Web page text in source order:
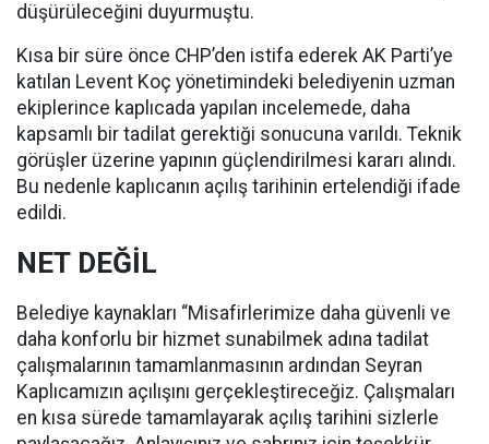
düşürüleceğini duyurmuştu.
Kısa bir süre önce CHP’den istifa ederek AK Parti’ye
katılan Levent Koç yönetimindeki belediyenin uzman
ekiplerince kaplıcada yapılan incelemede, daha
kapsamlı bir tadilat gerektiği sonucuna varıldı. Teknik
görüşler üzerine yapının güçlendirilmesi kararı alındı.
Bu nedenle kaplıcanın açılış tarihinin ertelendiği ifade
edildi.
NET DEĞİL
Belediye kaynakları “Misafirlerimize daha güvenli ve
daha konforlu bir hizmet sunabilmek adına tadilat
çalışmalarının tamamlanmasının ardından Seyran
Kaplıcamızın açılışını gerçekleştireceğiz. Çalışmaları
en kısa sürede tamamlayarak açılış tarihini sizlerle